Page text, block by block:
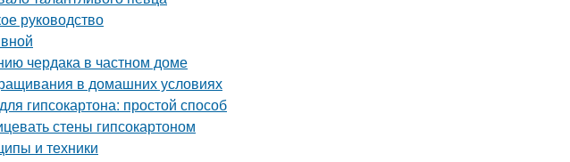
руководство
чердака в частном доме
в домашних условиях
гипсокартона: простой способ
стены гипсокартоном
и техники